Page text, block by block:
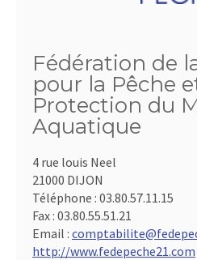
Fédération de
pour la Pêche
Protection du
Aquatique
4 rue louis Neel
21000 DIJON
Téléphone : 03.80.57.11.15
Fax : 03.80.55.51.21
Email :
http://www.fedepeche21.com